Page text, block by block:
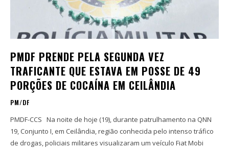
PMDF PRENDE PELA SEGUNDA VEZ
TRAFICANTE QUE ESTAVA EM POSSE DE 49
PORÇÕES DE COCAÍNA EM CEILÂNDIA
PM/DF
PMDF-CCS Na noite de hoje (19), durante patrulhamento na QNN
19, Conjunto I, em Ceilândia, região conhecida pelo intenso tráfico
de drogas, policiais militares visualizaram um veículo Fiat Mobi